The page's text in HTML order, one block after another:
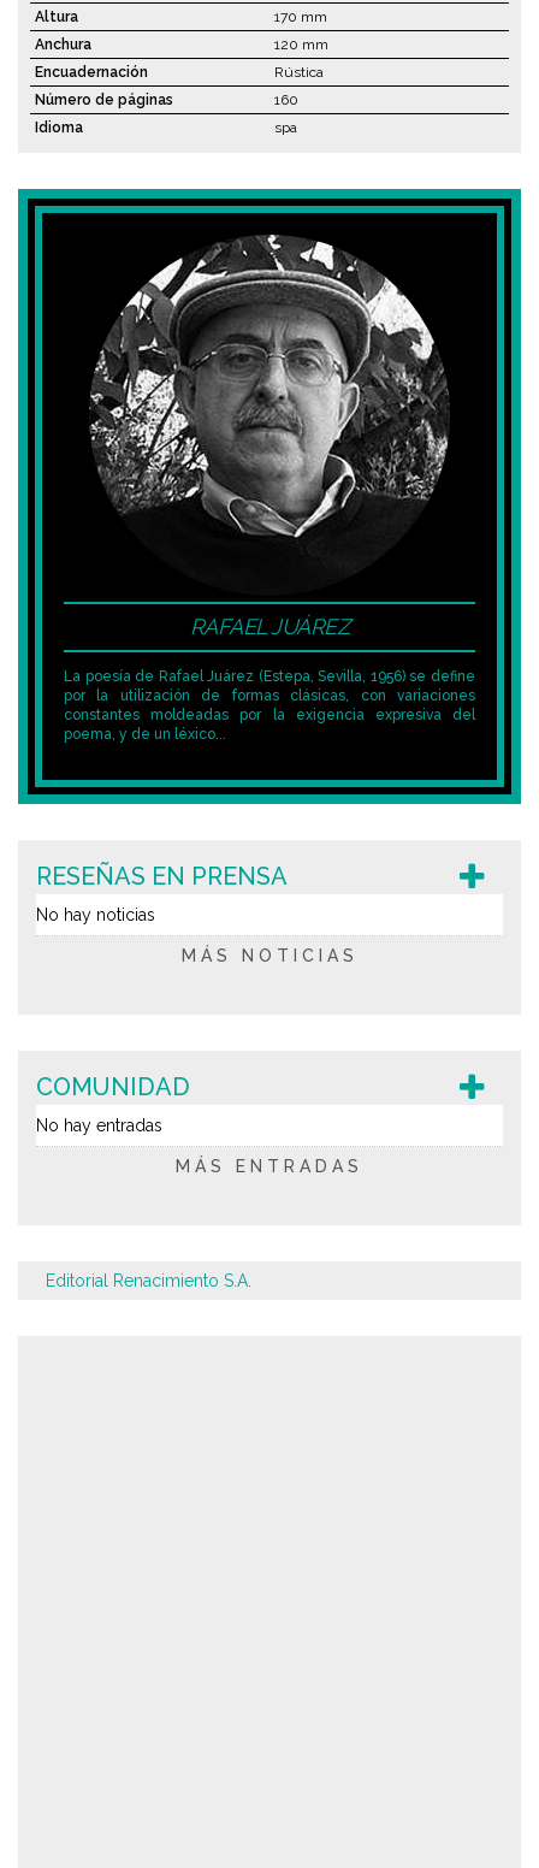
Altura
170 mm
Anchura
120 mm
Encuadernación
Rústica
Número de páginas
160
Idioma
spa
RAFAEL JUÁREZ
La poesía de Rafael Juárez (Estepa, Sevilla, 1956) se define
por la utilización de formas clásicas, con variaciones
constantes moldeadas por la exigencia expresiva del
poema, y de un léxico...
RESEÑAS EN PRENSA
No hay noticias
MÁS NOTICIAS
COMUNIDAD
No hay entradas
MÁS ENTRADAS
Editorial Renacimiento S.A.